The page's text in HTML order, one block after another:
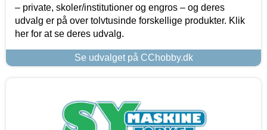
– private, skoler/institutioner og engros – og deres
udvalg er på over tolvtusinde forskellige produkter. Klik
her for at se deres udvalg.
Se udvalget på CChobby.dk